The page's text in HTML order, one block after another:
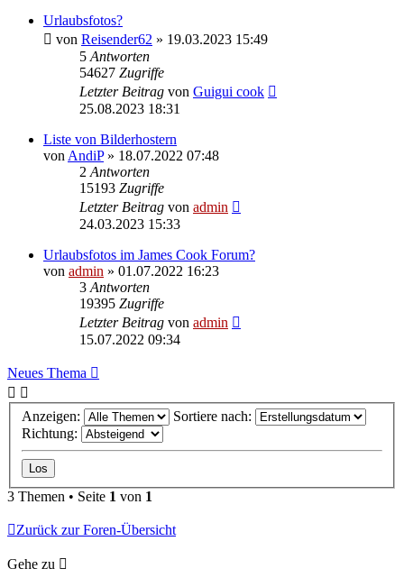
Urlaubsfotos?
von Reisender62 » 19.03.2023 15:49
5 Antworten
54627 Zugriffe
Letzter Beitrag von Guigui cook
25.08.2023 18:31
Liste von Bilderhostern
von AndiP» 18.07.2022 07:48
2 Antworten
15193 Zugriffe
Letzter Beitrag von admin
24.03.2023 15:33
Urlaubsfotos im James Cook Forum?
von admin » 01.07.2022 16:23
3 Antworten
19395 Zugriffe
Letzter Beitrag von admin
15.07.2022 09:34
Neues Thema
Anzeigen:
Sortiere nach:
Richtung:
3 Themen • Seite 1 von 1
Zurück zur Foren-Übersicht
Gehe zu